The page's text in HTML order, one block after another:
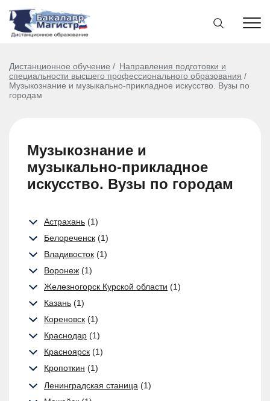
Дистанционное обучение
Направления подготовки и
специальности высшего профессионального образования
Музыкознание и музыкально-прикладное искусство. Вузы по
городам
Музыкознание и
музыкально-прикладное
искусство. Вузы по городам
Астрахань (1)
Белореченск (1)
Владивосток (1)
Воронеж (1)
Железногорск Курской области (1)
Казань (1)
Кореновск (1)
Краснодар (1)
Красноярск (1)
Кропоткин (1)
Ленинградская станица (1)